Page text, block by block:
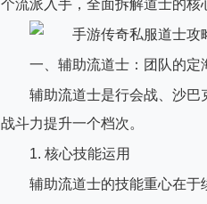
个流派入手，全面拆解道士的核
一、辅助流道士：团队的定
辅助流道士是行会战、沙巴
战斗力提升一个档次。
1. 核心技能运用
辅助流道士的技能重心在于